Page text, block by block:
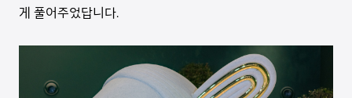
게 풀어주었답니다.